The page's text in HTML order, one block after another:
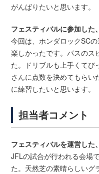
がんばりたいと思います。
フェスティバルに参加した
今回は、ホンダロックSC
楽しかったです。パスのス
た。ドリブルも上手くてび
さんに点数を決めてもらい
に練習したいと思います。
担当者コメント
フェスティバルを運営した
JFLの試合が行われる会場
た。天然芝の素晴らしい